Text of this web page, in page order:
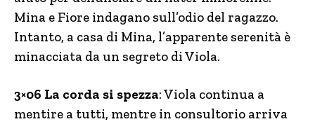
Mina e Fiore indagano sull’odio del ragazzo.
Intanto, a casa di Mina, l’apparente serenità è
minacciata da un segreto di Viola.
3×06 La corda si spezza: Viola continua a
mentire a tutti, mentre in consultorio arriva